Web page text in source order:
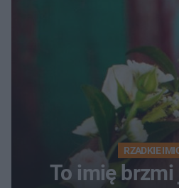
RZADKIE
To imię brzmi